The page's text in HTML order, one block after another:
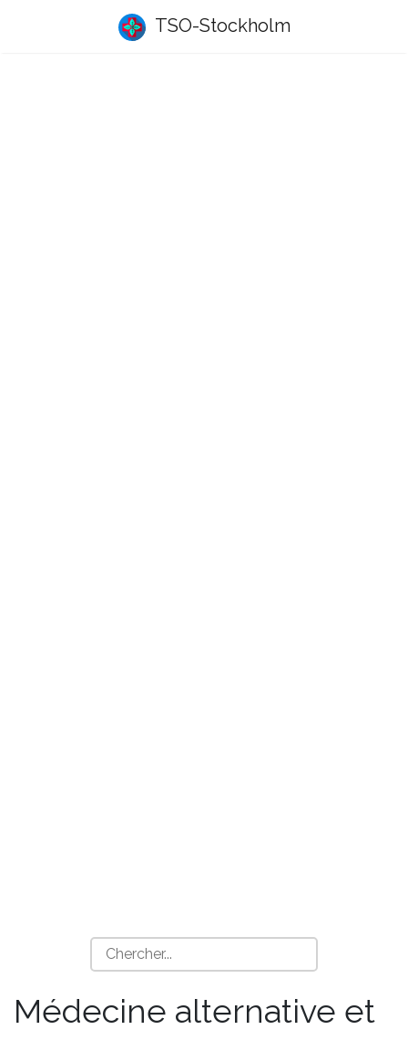
TSO-Stockholm
Médecine alternative et